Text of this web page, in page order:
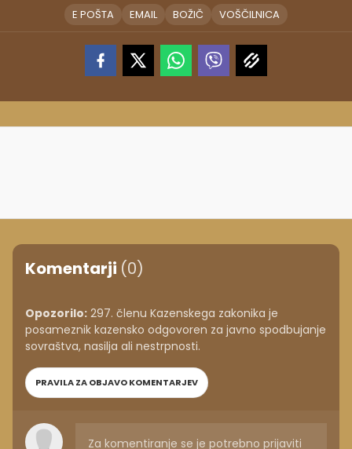
E POŠTA EMAIL BOŽIČ VOŠČILNICA
Komentarji (0)
Opozorilo: 297. členu Kazenskega zakonika je
posameznik kazensko odgovoren za javno spodbujanje
sovraštva, nasilja ali nestrpnosti.
PRAVILA ZA OBJAVO KOMENTARJEV